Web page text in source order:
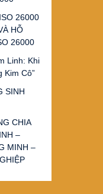
26000
HỖ
26000
Linh: Khi
Kim Cô”
SINH
CHIA
–
MINH –